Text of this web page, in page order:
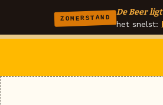
ZOMERSTAND
De Beer
het snelst: